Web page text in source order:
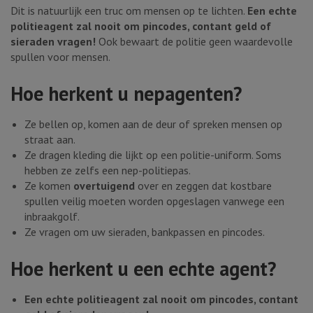
Dit is natuurlijk een truc om mensen op te lichten. Een echte
politieagent zal nooit om pincodes, contant geld of
sieraden vragen! Ook bewaart de politie geen waardevolle
spullen voor mensen.
Hoe herkent u nepagenten?
Ze bellen op, komen aan de deur of spreken mensen op
straat aan.
Ze dragen kleding die lijkt op een politie-uniform. Soms
hebben ze zelfs een nep-politiepas.
Ze komen overtuigend over en zeggen dat kostbare
spullen veilig moeten worden opgeslagen vanwege een
inbraakgolf.
Ze vragen om uw sieraden, bankpassen en pincodes.
Hoe herkent u een echte agent?
Een echte politieagent zal nooit om pincodes, contant